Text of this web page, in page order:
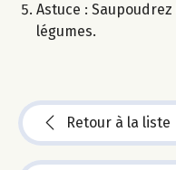
Astuce :
légumes.
Retour à la liste